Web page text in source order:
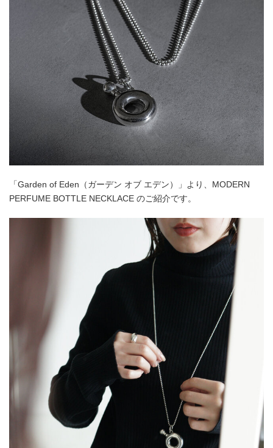
「Garden of Eden（ガーデン オブ エデン）」より、MODERN
PERFUME BOTTLE NECKLACE のご紹介です。